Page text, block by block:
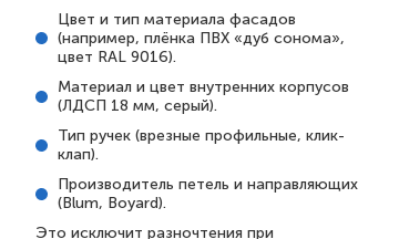
Цвет и тип материала фасадов
(например, плёнка ПВХ «дуб сонома»,
цвет RAL 9016).
Материал и цвет внутренних корпусов
(ЛДСП 18 мм, серый).
Тип ручек (врезные профильные, клик-
клап).
Производитель петель и направляющих
(Blum, Boyard).
Это исключит разночтения при